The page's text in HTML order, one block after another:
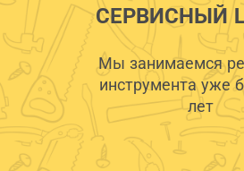
СЕРВИСНЫЙ
Мы занимаемся
инструмента уже
лет